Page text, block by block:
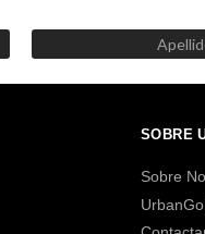
SOBRE
Sobre